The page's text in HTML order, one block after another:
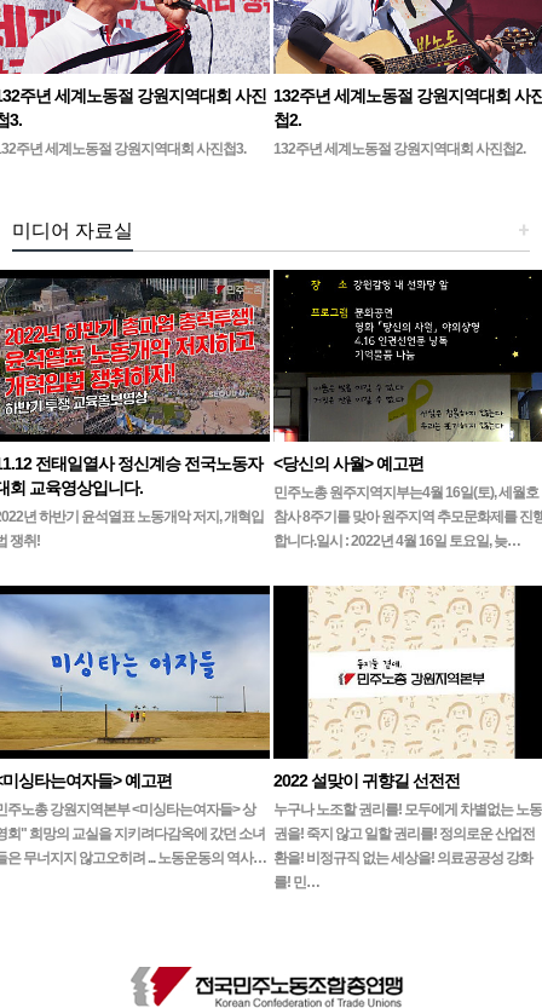
주년 세계노동절 강원지역대회 사진
3.
주년 세계노동절 강원지역대회 사진첩3.
132주년 세계노동절 강원지역대회 사
첩2.
132주년 세계노동절 강원지역대회 사진첩2.
+
미디어 자료실
전태일열사 정신계승 전국노동자
회 교육영상입니다.
년 하반기 윤석열표 노동개악 저지, 개혁입
쟁취!
<당신의 사월> 예고편
민주노총 원주지역지부는4월 16일(토), 세월호
참사 8주기를 맞아 원주지역 추모문화제를 진
합니다.일시 : 2022년 4월 16일 토요일, 늦…
미싱타는여자들> 예고편
주노총 강원지역본부 <미싱타는여자들> 상
회" 희망의 교실을 지키려다감옥에 갔던 소녀
은 무너지지 않고오히려 ... 노동운동의 역사…
2022 설맞이 귀향길 선전전
누구나 노조할 권리를! 모두에게 차별없는 노동
권을! 죽지 않고 일할 권리를! 정의로운 산업전
환을! 비정규직 없는 세상을! 의료공공성 강화
를! 민…